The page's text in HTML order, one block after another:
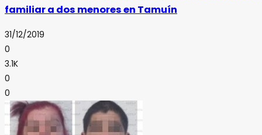
familiar a dos menores en Tamuín
31/12/2019
0
3.1K
0
0